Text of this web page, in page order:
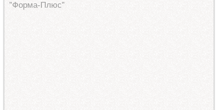
”Форма-Плюс”